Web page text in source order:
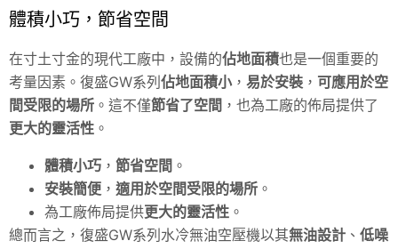
體積小巧，節省空間
在寸土寸金的現代工廠中，設備的佔地面積也是一個重要的
考量因素。復盛GW系列 佔地面積小， 易於安裝 ， 可應用於空
間受限的場所 。這不僅節省了空間 ，也為工廠的佈局提供了
更大的靈活性 。
體積小巧 ， 節省空間 。
安裝簡便 ， 適用於空間受限的場所 。
為工廠佈局提供更大的靈活性 。
總而言之，復盛GW系列水冷無油空壓機以其無油設計 、 低噪